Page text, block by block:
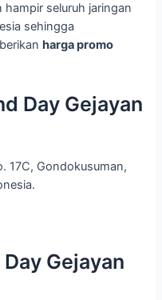
hampir seluruh jaringan
sehingga
harga promo
Day Gejayan
17C, Gondokusuman,
Gejayan